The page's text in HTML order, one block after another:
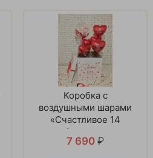
Коробка с
воздушными шарами
«Счастливое 14
февраля»
7 690 ₽